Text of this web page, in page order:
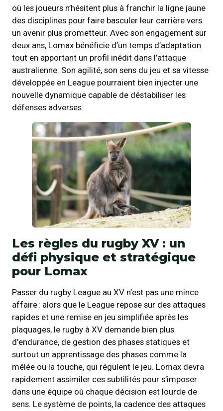
où les joueurs n’hésitent plus à franchir la ligne jaune
des disciplines pour faire basculer leur carrière vers
un avenir plus prometteur. Avec son engagement sur
deux ans, Lomax bénéficie d’un temps d’adaptation
tout en apportant un profil inédit dans l’attaque
australienne. Son agilité, son sens du jeu et sa vitesse
développée en League pourraient bien injecter une
nouvelle dynamique capable de déstabiliser les
défenses adverses.
Les règles du rugby XV : un
défi physique et stratégique
pour Lomax
Passer du rugby League au XV n’est pas une mince
affaire : alors que le League repose sur des attaques
rapides et une remise en jeu simplifiée après les
plaquages, le rugby à XV demande bien plus
d’endurance, de gestion des phases statiques et
surtout un apprentissage des phases comme la
mêlée ou la touche, qui régulent le jeu. Lomax devra
rapidement assimiler ces subtilités pour s’imposer
dans une équipe où chaque décision est lourde de
sens. Le système de points, la cadence des attaques